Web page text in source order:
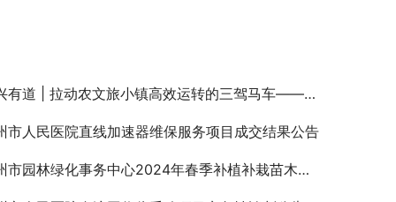
道 | 拉动农文旅小镇高效运转的三驾马车——以浔龙河生态艺术小镇为例（一）
市人民医院直线加速器维保服务项目成交结果公告
园林绿化事务中心2024年春季补植补栽苗木采购项目询价公告￼